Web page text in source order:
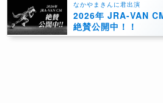
なかやまきんに君出演
2026年 JRA-VAN
絶賛公開中！！